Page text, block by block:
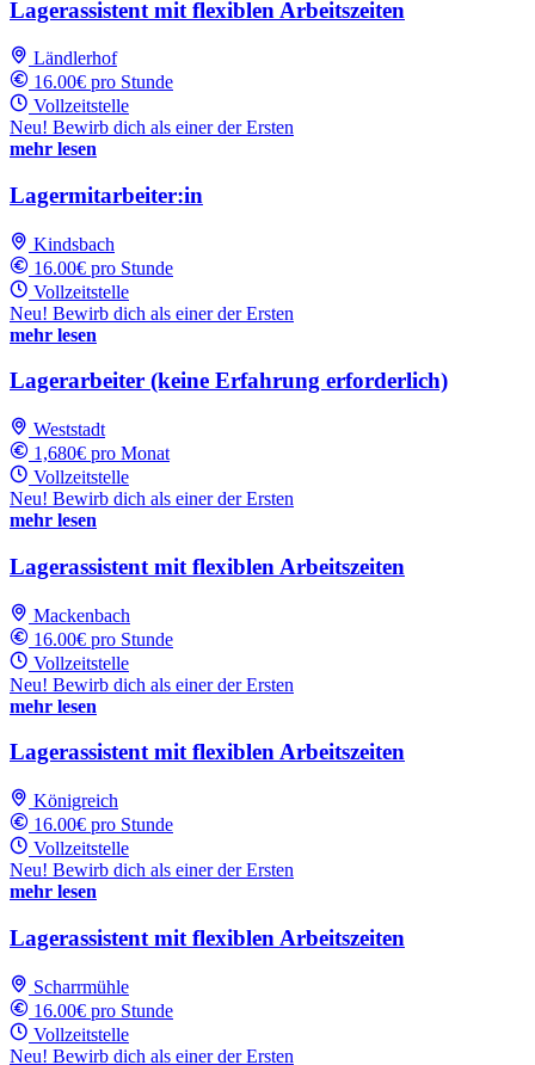
Lagerassistent mit flexiblen Arbeitszeiten
Ländlerhof
16.00€ pro Stunde
Vollzeitstelle
Neu! Bewirb dich als einer der Ersten
mehr lesen
Lagermitarbeiter:in
Kindsbach
16.00€ pro Stunde
Vollzeitstelle
Neu! Bewirb dich als einer der Ersten
mehr lesen
Lagerarbeiter (keine Erfahrung erforderlich)
Weststadt
1,680€ pro Monat
Vollzeitstelle
Neu! Bewirb dich als einer der Ersten
mehr lesen
Lagerassistent mit flexiblen Arbeitszeiten
Mackenbach
16.00€ pro Stunde
Vollzeitstelle
Neu! Bewirb dich als einer der Ersten
mehr lesen
Lagerassistent mit flexiblen Arbeitszeiten
Königreich
16.00€ pro Stunde
Vollzeitstelle
Neu! Bewirb dich als einer der Ersten
mehr lesen
Lagerassistent mit flexiblen Arbeitszeiten
Scharrmühle
16.00€ pro Stunde
Vollzeitstelle
Neu! Bewirb dich als einer der Ersten